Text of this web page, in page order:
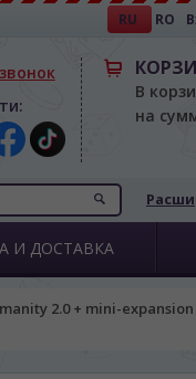
RU RO
В
на
И ДОСТАВКА
2.0 + mini-